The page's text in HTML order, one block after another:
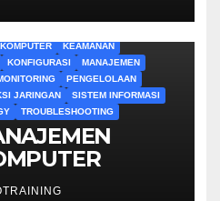
KEAMANAN
KONFIGURASI
MANAJEMEN
PENGELOLAAN
JARINGAN
SISTEM INFORMASI
TROUBLESHOOTING